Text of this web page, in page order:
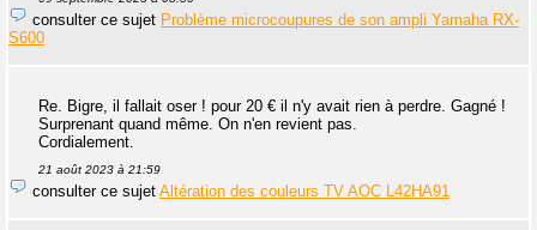
consulter ce sujet Problème microcoupures de son ampli Yamaha RX-
S600
Re. Bigre, il fallait oser ! pour 20 € il n'y avait rien à perdre. Gagné !
Surprenant quand même. On n'en revient pas.
Cordialement.
21 août 2023 à 21:59
consulter ce sujet Altération des couleurs TV AOC L42HA91